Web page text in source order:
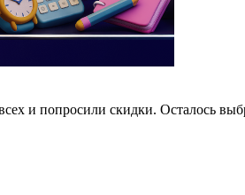
и попросили скидки. Осталось